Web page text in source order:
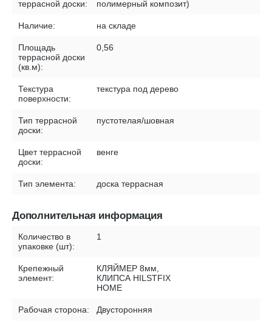
террасной доски: полимерный композит)
Наличие: на складе
Площадь
террасной доски
(кв.м):
0,56
Текстура
поверхности:
текстура под дерево
Тип террасной
доски:
пустотелая/шовная
Цвет террасной
доски:
венге
Тип элемента: доска террасная
Дополнительная информация
Количество в
упаковке (шт):
1
Крепежный
элемент:
КЛЯЙМЕР 8мм,
КЛИПСА HILSTFIX
HOME
Рабочая сторона: Двусторонняя